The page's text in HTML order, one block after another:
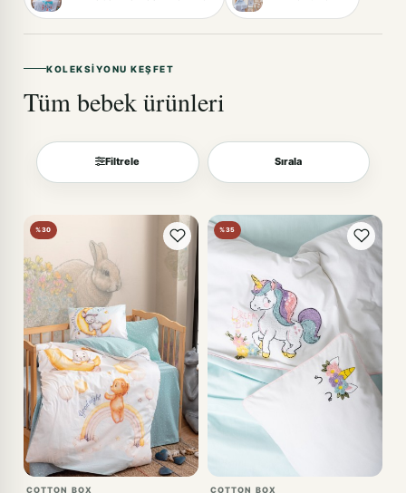
KOLEKSIYONU KEŞFET
Tüm bebek ürünleri
Filtrele Sırala
Sırala
%30
COTTON BOX
%35
COTTON BOX